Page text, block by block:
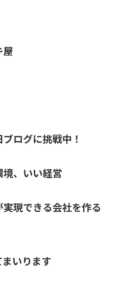
屋
ログに挑戦中！
、いい経営
現できる会社を作る
いります